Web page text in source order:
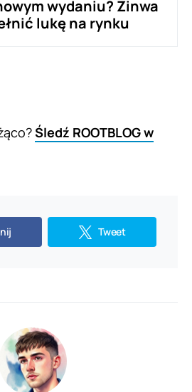
wydaniu? Zinwa
lukę na rynku
Śledź ROOTBLOG w
Tweet